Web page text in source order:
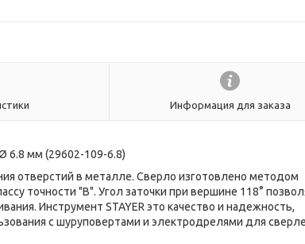
Информация для заказа
6.8 мм (29602-109-6.8)
отверстий в металле. Сверло изготовлено методом
точности "В". Угол заточки при вершине 118°
Инструмент STAYER это качество и надежность,
с шуруповертами и электродрелями для